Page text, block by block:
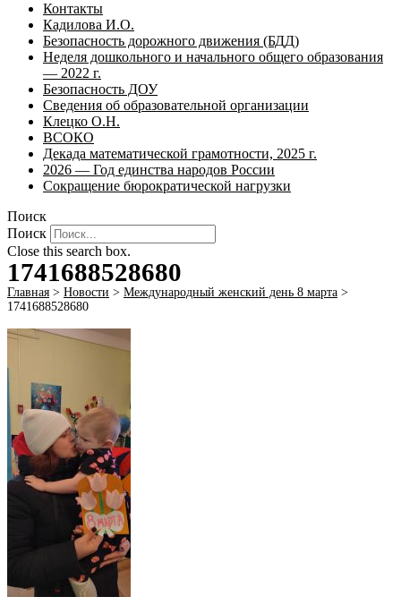
Контакты
Кадилова И.О.
Безопасность дорожного движения (БДД)
Неделя дошкольного и начального общего образования
— 2022 г.
Безопасность ДОУ
Сведения об образовательной организации
Клецко О.Н.
ВСОКО
Декада математической грамотности, 2025 г.
2026 — Год единства народов России
Сокращение бюрократической нагрузки
Поиск
Поиск
Close this search box.
1741688528680
Главная > Новости > Международный женский день 8 марта >
1741688528680